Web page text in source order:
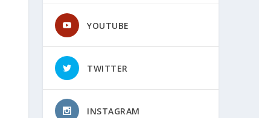
YOUTUBE
TWITTER
INSTAGRAM